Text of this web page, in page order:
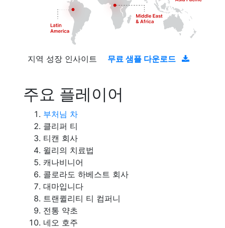
지역 성장 인사이트 무료 샘플 다운로드
주요 플레이어
부처님 차
클리퍼 티
티캔 회사
윌리의 치료법
캐나비니어
콜로라도 하베스트 회사
대마입니다
트랜퀼리티 티 컴퍼니
전통 약초
네오 호주